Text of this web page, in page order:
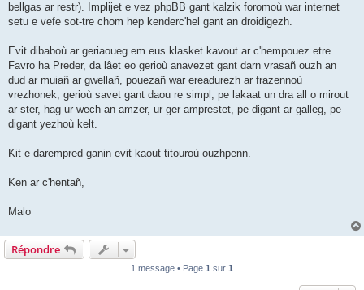
bellgas ar restr). Implijet e vez phpBB gant kalzik foromoù war internet
setu e vefe sot-tre chom hep kenderc'hel gant an droidigezh.
Evit dibaboù ar geriaoueg em eus klasket kavout ar c'hempouez etre
Favro ha Preder, da lâet eo gerioù anavezet gant darn vrasañ ouzh an
dud ar muiañ ar gwellañ, pouezañ war ereadurezh ar frazennoù
vrezhonek, gerioù savet gant daou re simpl, pe lakaat un dra all o mirout
ar ster, hag ur wech an amzer, ur ger amprestet, pe digant ar galleg, pe
digant yezhoù kelt.
Kit e darempred ganin evit kaout titouroù ouzhpenn.
Ken ar c'hentañ,
Malo
Répondre
1 message • Page 1 sur 1